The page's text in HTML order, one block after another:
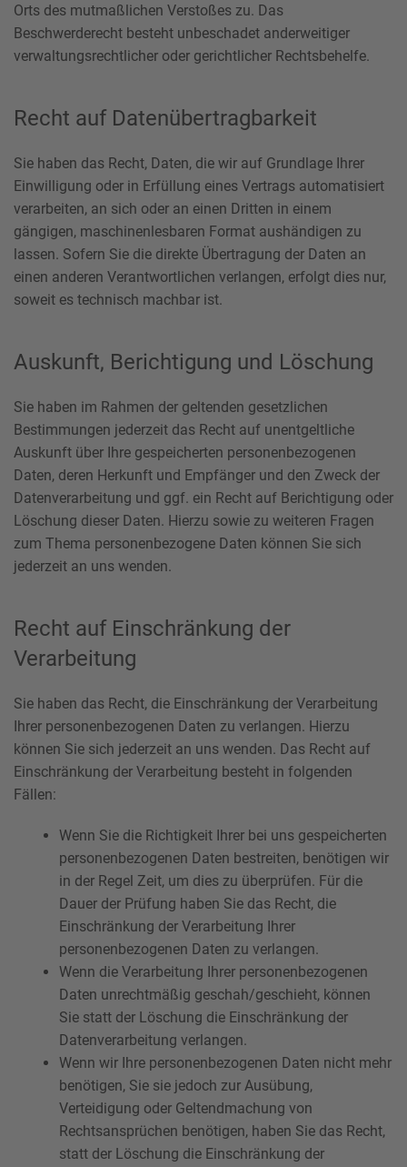
Orts des mutmaßlichen Verstoßes zu. Das
Beschwerderecht besteht unbeschadet anderweitiger
verwaltungsrechtlicher oder gerichtlicher Rechtsbehelfe.
Recht auf Daten­übertrag­barkeit
Sie haben das Recht, Daten, die wir auf Grundlage Ihrer
Einwilligung oder in Erfüllung eines Vertrags automatisiert
verarbeiten, an sich oder an einen Dritten in einem
gängigen, maschinenlesbaren Format aushändigen zu
lassen. Sofern Sie die direkte Übertragung der Daten an
einen anderen Verantwortlichen verlangen, erfolgt dies nur,
soweit es technisch machbar ist.
Auskunft, Berichtigung und Löschung
Sie haben im Rahmen der geltenden gesetzlichen
Bestimmungen jederzeit das Recht auf unentgeltliche
Auskunft über Ihre gespeicherten personenbezogenen
Daten, deren Herkunft und Empfänger und den Zweck der
Datenverarbeitung und ggf. ein Recht auf Berichtigung oder
Löschung dieser Daten. Hierzu sowie zu weiteren Fragen
zum Thema personenbezogene Daten können Sie sich
jederzeit an uns wenden.
Recht auf Einschränkung der
Verarbeitung
Sie haben das Recht, die Einschränkung der Verarbeitung
Ihrer personenbezogenen Daten zu verlangen. Hierzu
können Sie sich jederzeit an uns wenden. Das Recht auf
Einschränkung der Verarbeitung besteht in folgenden
Fällen:
Wenn Sie die Richtigkeit Ihrer bei uns gespeicherten
personenbezogenen Daten bestreiten, benötigen wir
in der Regel Zeit, um dies zu überprüfen. Für die
Dauer der Prüfung haben Sie das Recht, die
Einschränkung der Verarbeitung Ihrer
personenbezogenen Daten zu verlangen.
Wenn die Verarbeitung Ihrer personenbezogenen
Daten unrechtmäßig geschah/geschieht, können
Sie statt der Löschung die Einschränkung der
Datenverarbeitung verlangen.
Wenn wir Ihre personenbezogenen Daten nicht mehr
benötigen, Sie sie jedoch zur Ausübung,
Verteidigung oder Geltendmachung von
Rechtsansprüchen benötigen, haben Sie das Recht,
statt der Löschung die Einschränkung der